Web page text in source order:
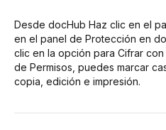
Desde docHub Haz clic en el
en el panel de Protección en
clic en la opción para Cifrar
de Permisos, puedes marcar
copia, edición e impresión.